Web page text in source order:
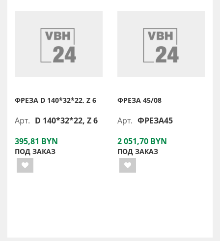
ФРЕЗА D 140*32*22, Z 6
Арт. D 140*32*22, Z 6
395,81 BYN
ПОД ЗАКАЗ
ФРЕЗА 45/08
Арт. ФРЕЗА45
2 051,70 BYN
ПОД ЗАКАЗ